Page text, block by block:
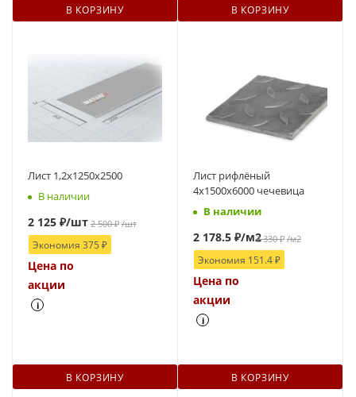
В КОРЗИНУ В КОРЗИНУ
Лист 1,2х1250х2500
В наличии
2 500₽ /шт
2 125 ₽/шт
Экономия 375 ₽
Цена по
акции
i
В КОРЗИНУ
Лист рифлёный
4х1500х6000 чечевица
В наличии
2 330₽ /м2
2 178.5 ₽/м2
Экономия 151.4₽
Цена по
акции
i
В КОРЗИНУ